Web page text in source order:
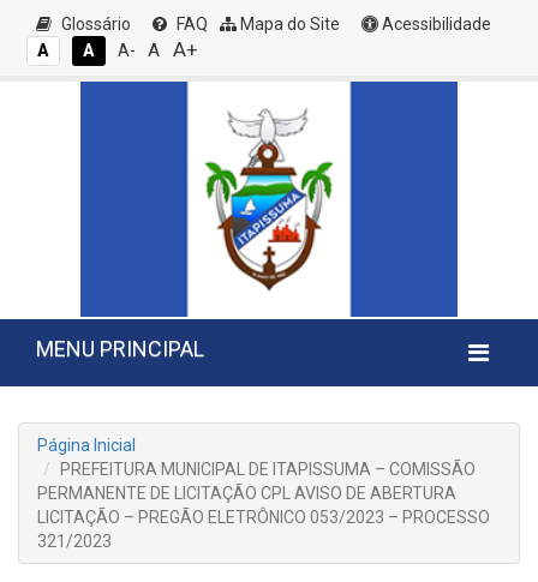
Glossário FAQ Mapa do Site
Acessibilidade
A
A A- A A+
MENU PRINCIPAL
Página Inicial
PREFEITURA MUNICIPAL DE ITAPISSUMA – COMISSÃO
PERMANENTE DE LICITAÇÃO CPL AVISO DE ABERTURA
LICITAÇÃO – PREGÃO ELETRÔNICO 053/2023 – PROCESSO
321/2023